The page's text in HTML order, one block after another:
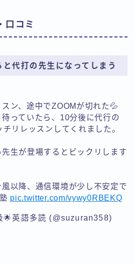
口コミ
代打の先生になってしまう
ン、途中でZOOMが切れた💦
っていたら、10分後に代行の
リレッスンしてくれました。
生が登場するとビックリします
以降、通信環境が少し不安定で
pic.twitter.com/vywy0RBEKQ
英語多読 (@suzuran358)